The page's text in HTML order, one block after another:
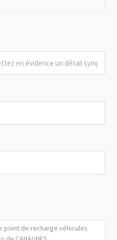
point de recharge véhicules